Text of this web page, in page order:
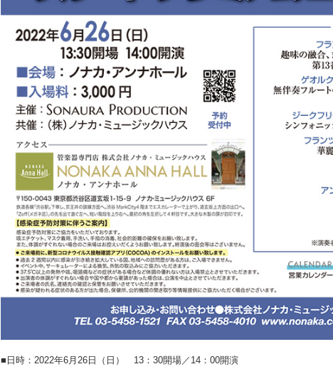
■日時：2022年6月26日（日） 13：30開場／14：00開演